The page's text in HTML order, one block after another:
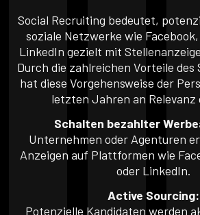
Social Recruiting bedeutet,
soziale Netzwerke wie
LinkedIn gezielt mit
Durch die zahlreichen Vorteile des
hat diese Vorgehensweise der
letzten Jahren an Relevanz
Schalten bezahlter
Unternehmen oder Agenturen
Anzeigen auf Plattformen wie
oder LinkedIn.
Active Sourcing:
Potenzielle Kandidaten werden